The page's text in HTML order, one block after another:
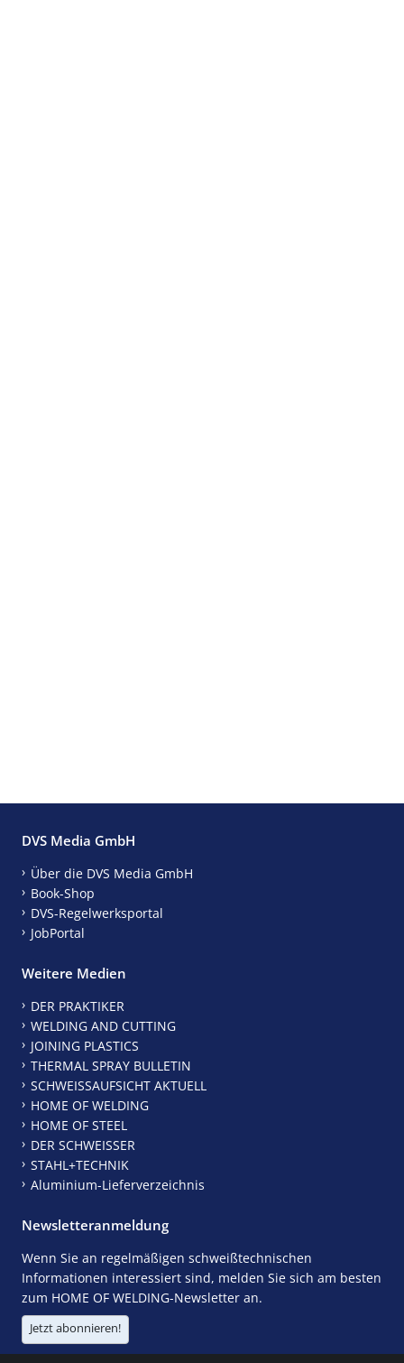
DVS Media GmbH
Über die DVS Media GmbH
Book-Shop
DVS-Regelwerksportal
JobPortal
Weitere Medien
DER PRAKTIKER
WELDING AND CUTTING
JOINING PLASTICS
THERMAL SPRAY BULLETIN
SCHWEISSAUFSICHT AKTUELL
HOME OF WELDING
HOME OF STEEL
DER SCHWEISSER
STAHL+TECHNIK
Aluminium-Lieferverzeichnis
Newsletteranmeldung
Wenn Sie an regelmäßigen schweißtechnischen
Informationen interessiert sind, melden Sie sich am besten
zum HOME OF WELDING-Newsletter an.
Jetzt abonnieren!